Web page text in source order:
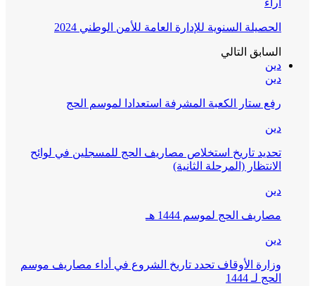
آراء
الحصيلة السنوية للإدارة العامة للأمن الوطني 2024
السابق التالي
دين
دين
رفع ستار الكعبة المشرفة استعدادا لموسم الحج
دين
تحديد تاريخ استخلاص مصاريف الحج للمسجلين في لوائح
الانتظار (المرحلة الثانية)
دين
مصاريف الحج لموسم 1444 هـ
دين
وزارة الأوقاف تحدد تاريخ الشروع في أداء مصاريف موسم
الحج لـ 1444